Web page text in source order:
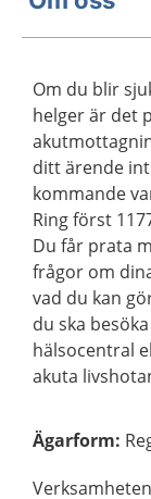
Om du blir
helger är det
ditt ärende
kommande
Ring först
Du får prata
frågor om
vad du kan
du ska
hälsocentral
akuta
Ägarform: